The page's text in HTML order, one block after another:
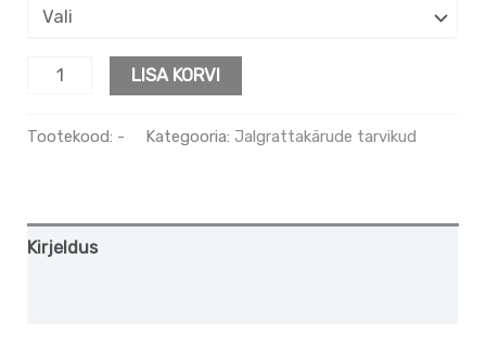
LISA KORVI
Tootekood: - Kategooria: Jalgrattakärude tarvikud
Kirjeldus